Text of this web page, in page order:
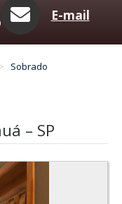
WhatsApp
E-mail
Sobrado
– SP